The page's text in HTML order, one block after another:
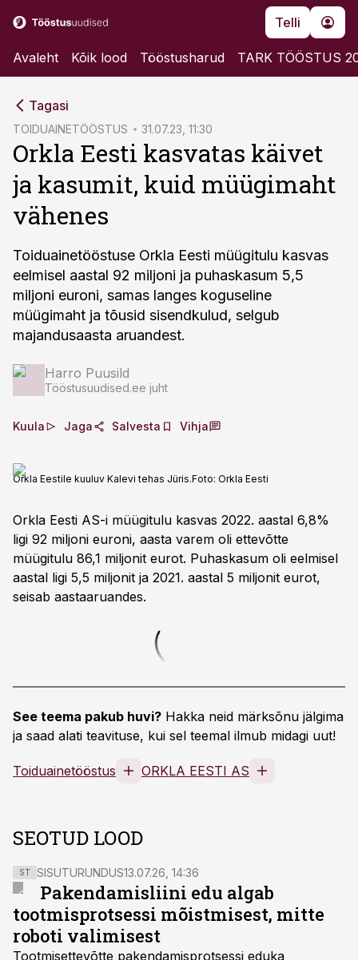
Telli
Avaleht Kõik lood Tööstusharud TARK TÖÖSTUS
Tagasi
TOIDUAINETÖÖSTUS 31.07.23, 11:30
Orkla Eesti kasvatas käivet
ja kasumit, kuid müügimaht
vähenes
Toiduainetööstuse Orkla Eesti müügitulu kasvas
eelmisel aastal 92 miljoni ja puhaskasum 5,5
miljoni euroni, samas langes koguseline
müügimaht ja tõusid sisendkulud, selgub
majandusaasta aruandest.
Harro Puusild
Tööstusuudised.ee juht
Kuula Jaga Salvesta Vihja
Orkla Eestile kuuluv Kalevi tehas Jüris.Foto: Orkla Eesti
Orkla Eesti AS-i müügitulu kasvas 2022. aastal 6,8%
ligi 92 miljoni euroni, aasta varem oli ettevõtte
müügitulu 86,1 miljonit eurot. Puhaskasum oli eelmisel
aastal ligi 5,5 miljonit ja 2021. aastal 5 miljonit eurot,
seisab aastaaruandes.
See teema pakub huvi? Hakka neid märksõnu jälgima
ja saad alati teavituse, kui sel teemal ilmub midagi uut!
Toiduainetööstus ORKLA EESTI AS
SEOTUD LOOD
ST SISUTURUNDUS13.07.26, 14:36
Pakendamisliini edu algab
tootmisprotsessi mõistmisest, mitte
roboti valimisest
Tootmisettevõtte pakendamisprotsessi eduka